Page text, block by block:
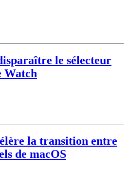
le sélecteur
Watch
la transition entre
de macOS